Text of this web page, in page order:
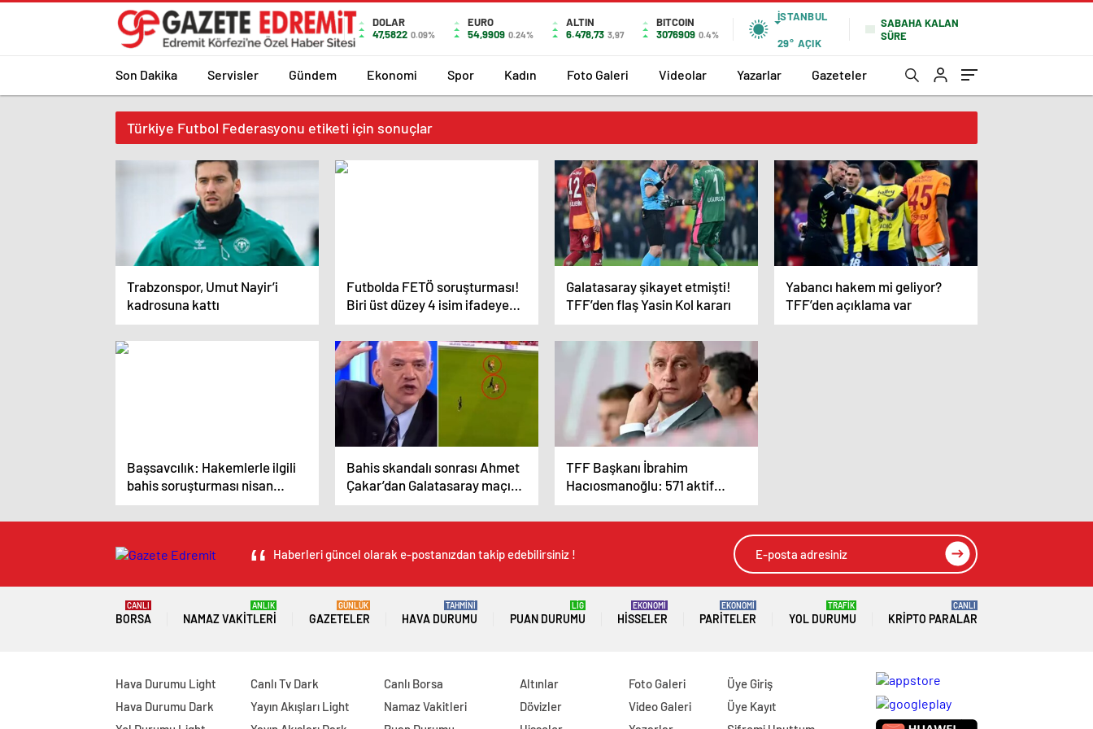
DOLAR
47,5822 0.09%
EURO
54,9909 0.24%
ALTIN
6.478,73 3,97
BITCOIN
3076909 0.4%
İSTANBUL
29° AÇIK
SABAHA KALAN
SÜRE
Son Dakika Servisler Gündem Ekonomi Spor Kadın Foto Galeri Videolar Yazarlar Gazeteler
Türkiye Futbol Federasyonu etiketi için sonuçlar
Trabzonspor, Umut Nayir’i
kadrosuna kattı
Futbolda FETÖ soruşturması!
Biri üst düzey 4 isim ifadeye
çağrıldı
Galatasaray şikayet etmişti!
TFF’den flaş Yasin Kol kararı
Yabancı hakem mi geliyor?
TFF’den açıklama var
Başsavcılık: Hakemlerle ilgili
bahis soruşturması nisan
ayında başlatıldı, derinleşerek
devam edecek
Bahis skandalı sonrası Ahmet
Çakar’dan Galatasaray maçı
için bomba yorum
TFF Başkanı İbrahim
Hacıosmanoğlu: 571 aktif
hakemin 152’si bahis oynuyor
Haberleri güncel olarak e-postanızdan takip edebilirsiniz !
BORSA
CANLI
NAMAZ VAKITLERI
ANLIK
GAZETELER
GÜNLÜK
HAVA DURUMU
TAHMİNİ
PUAN DURUMU
LİG
HISSELER
EKONOMİ
PARITELER
EKONOMİ
YOL DURUMU
TRAFİK
KRIPTO PARALAR
CANLI
Hava Durumu Light
Hava Durumu Dark
Canlı Tv Dark
Yayın Akışları Light
Canlı Borsa
Namaz Vakitleri
Altınlar
Dövizler
Foto Galeri
Video Galeri
Üye Giriş
Üye Kayıt